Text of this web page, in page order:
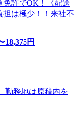
免許でOK！《配送
は極少！！来社不
18,375円
勤務地は原稿内を